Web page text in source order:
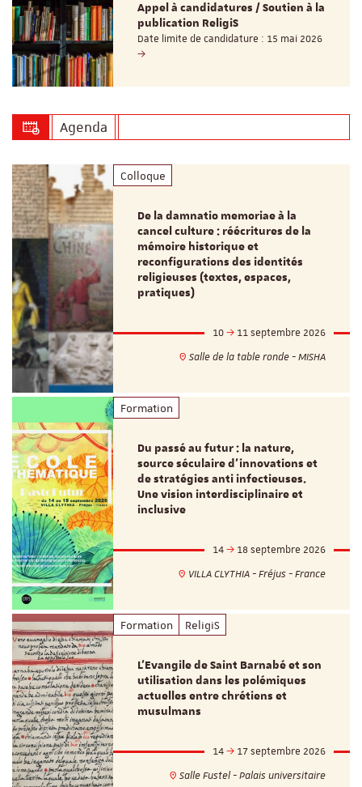
Appel à candidatures / Soutien à la
publication ReligiS
Date limite de candidature : 15 mai 2026
Agenda
Colloque
De la damnatio memoriae à la
cancel culture : réécritures de la
mémoire historique et
reconfigurations des identités
religieuses (textes, espaces,
pratiques)
10
11 septembre 2026
Salle de la table ronde - MISHA
Formation
Du passé au futur : la nature,
source séculaire d’innovations et
de stratégies anti infectieuses.
Une vision interdisciplinaire et
inclusive
14
18 septembre 2026
VILLA CLYTHIA - Fréjus - France
Formation ReligiS
L’Evangile de Saint Barnabé et son
utilisation dans les polémiques
actuelles entre chrétiens et
musulmans
14
17 septembre 2026
Salle Fustel - Palais universitaire